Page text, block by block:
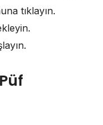
tıklayın.